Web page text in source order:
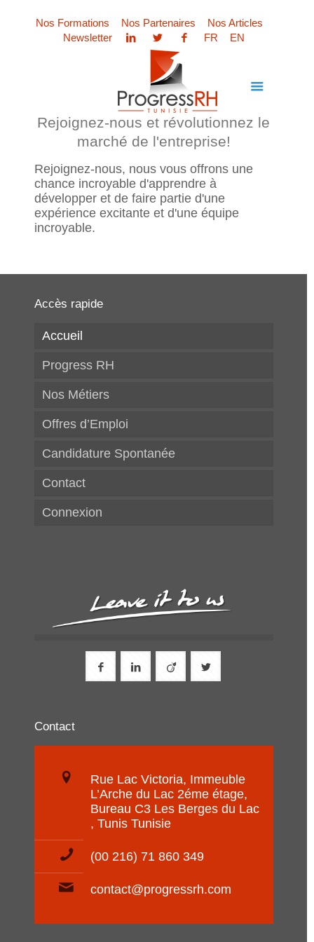
Nos Formations Nos Partenaires
Nos Articles
Newsletter
FR EN
Rejoignez-nous et révolutionnez le
marché de l'entreprise!
Rejoignez-nous, nous vous offrons une
chance incroyable d'apprendre à
développer et de faire partie d'une
expérience excitante et d'une équipe
incroyable.
Accès rapide
Accueil
Progress RH
Nos Métiers
Offres d’Emploi
Candidature Spontanée
Contact
Connexion
Contact
Rue Lac Victoria, Immeuble
L’Arche du Lac 2éme étage,
Bureau C3 Les Berges du Lac
, Tunis Tunisie
(00 216) 71 860 349
contact@progressrh.com